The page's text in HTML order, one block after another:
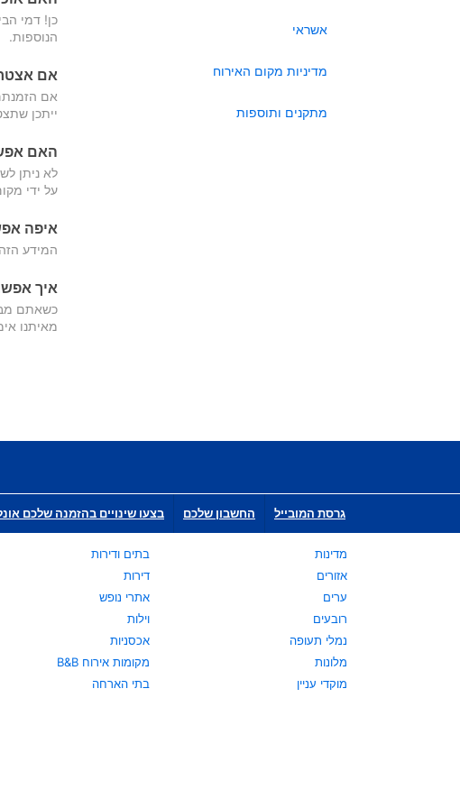
אשראי
מדיניות מקום האירוח
מתקנים ותוספות
כן! דמי
הנוספות.
אם
אם
ייתכן
האם
לא ניתן
על ידי
איפה
המידע
איך
כשאתם
מאיתנו אימייל תוך 24 שעות, צרו קשר עם
גרסת המובייל החשבון שלכם בצעו שינויים בהזמנה שלכם
מדינות
אזורים
ערים
רובעים
נמלי תעופה
מלונות
מוקדי עניין
בתים ודירות
דירות
אתרי נופש
וילות
אכסניות
מקומות אירוח B&B
בתי הארחה